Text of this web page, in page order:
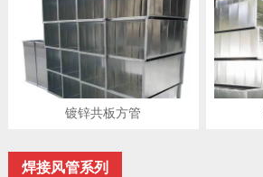
镀锌共板方管
焊接风管系列